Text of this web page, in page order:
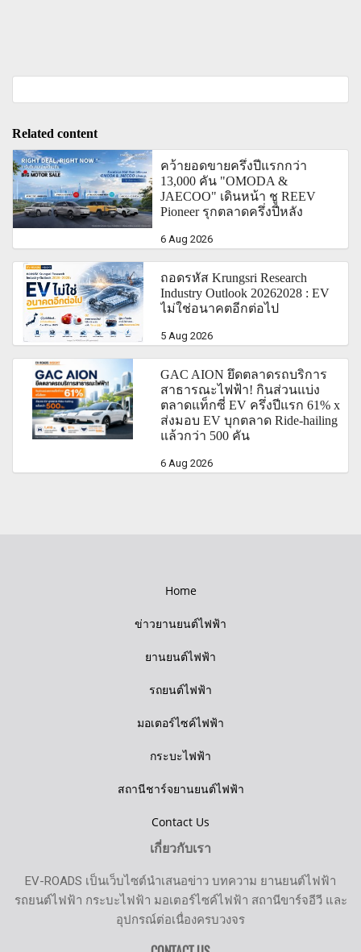
Related content
คว้ายอดขายครึ่งปีแรกกว่า
13,000 คัน "OMODA &
JAECOO" เดินหน้า ชู REEV
Pioneer รุกตลาดครึ่งปีหลัง
6 Aug 2026
ถอดรหัส Krungsri Research
Industry Outlook 20262028 : EV
ไม่ใช่อนาคตอีกต่อไป
5 Aug 2026
GAC AION ยึดตลาดรถบริการ
สาธารณะไฟฟ้า! กินส่วนแบ่ง
ตลาดแท็กซี่ EV ครึ่งปีแรก 61% x
ส่งมอบ EV บุกตลาด Ride-hailing
แล้วกว่า 500 คัน
6 Aug 2026
Home
ข่าวยานยนต์ไฟฟ้า
ยานยนต์ไฟฟ้า
รถยนต์ไฟฟ้า
มอเตอร์ไซค์ไฟฟ้า
กระบะไฟฟ้า
สถานีชาร์จยานยนต์ไฟฟ้า
Contact Us
เกี่ยวกับเรา
EV-ROADS เป็นเว็บไซต์นำเสนอข่าว บทความ ยานยนต์ไฟฟ้า
รถยนต์ไฟฟ้า กระบะไฟฟ้า มอเตอร์ไซค์ไฟฟ้า สถานีขาร์จอีวี และ
อุปกรณ์ต่อเนื่องครบวงจร